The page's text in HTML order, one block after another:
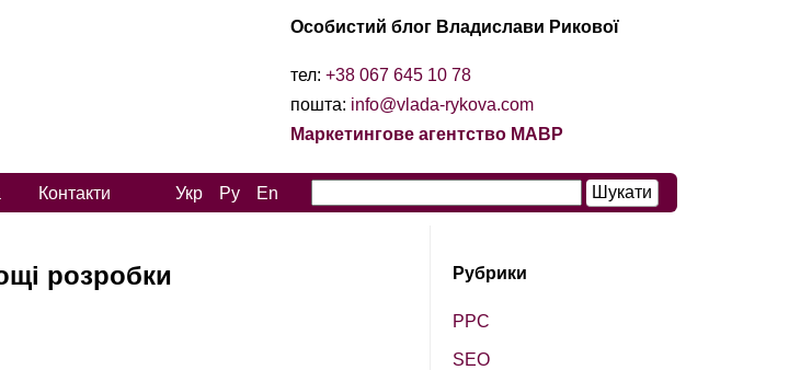
Особистий блог Владислави Рикової
тел: +38 067 645 10 78
пошта: info@vlada-rykova.com
Маркетингове агентство МАВР
Контакти Укр Ру En
розробки Рубрики
PPC
SEO